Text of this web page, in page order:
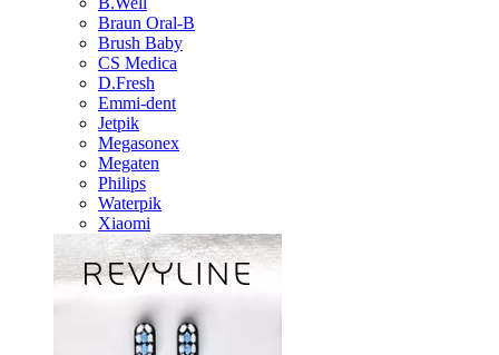
Braun Oral-B
Brush Baby
CS Medica
D.Fresh
Emmi-dent
Jetpik
Megasonex
Megaten
Philips
Waterpik
Xiaomi